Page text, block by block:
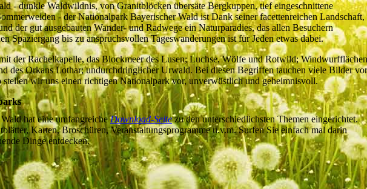
- dunkle Waldwildnis, von Granitblöcken übersäte Bergkuppen, tief eingeschnittene
- der Nationalpark Bayerischer Wald ist Dank seiner facettenreichen Landschaft,
der gut ausgebauten Wander- und Radwege ein Naturparadies, das allen Besuchern
Spaziergang bis zu anspruchsvollen Tageswanderungen ist für Jeden etwas dabei.
der Rachelkapelle, das Blockmeer des Lusen; Luchse, Wölfe und Rotwild;
des Orkans Lothar; undurchdringlicher Urwald. Bei diesen Begriffen tauchen viele Bilder vor
stellen wir uns einen richtigen Nationalpark vor, unverwüstlich und geheimnisvoll.
hat eine umfangreicheDownload-Seitezu den unterschiedlichsten Themen eingerichtet.
Karten, Broschüren, Veranstaltungsprogramme u.v.m. Surfen Sie einfach mal darin
Dinge entdecken.